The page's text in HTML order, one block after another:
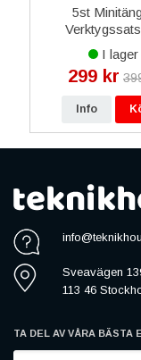
5st
Reparationer -
I lager
299 kr
Info
Sveavägen
113 46
TA DEL AV VÅRA BÄSTA